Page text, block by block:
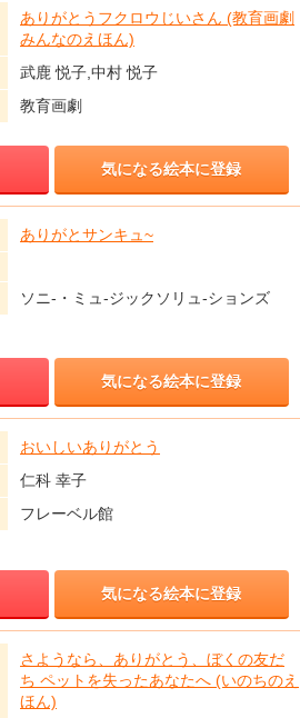
ありがとうフクロウじいさん (教育画劇
みんなのえほん)
武鹿 悦子,中村 悦子
教育画劇
気になる絵本に登録
ありがとサンキュ~
ソニ-・ミュ-ジックソリュ-ションズ
気になる絵本に登録
おいしいありがとう
仁科 幸子
フレーベル館
気になる絵本に登録
さようなら、ありがとう、ぼくの友だ
ち ペットを失ったあなたへ (いのちのえ
ほん)